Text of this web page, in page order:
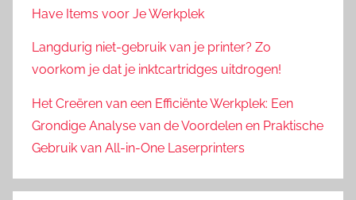
Have Items voor Je Werkplek
Langdurig niet-gebruik van je printer? Zo
voorkom je dat je inktcartridges uitdrogen!
Het Creëren van een Efficiënte Werkplek: Een
Grondige Analyse van de Voordelen en Praktische
Gebruik van All-in-One Laserprinters